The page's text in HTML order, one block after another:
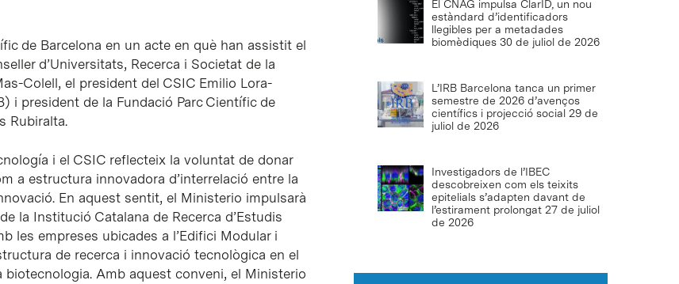
de Barcelona en un acte en què han assistit el
d’Universitats, Recerca i Societat de la
Colell, el president del CSIC Emilio Lora-
i president de la Fundació Parc Científic de
Rubiralta.
i el CSIC reflecteix la voluntat de donar
a estructura innovadora d’interrelació entre la
En aquest sentit, el Ministerio impulsarà
la Institució Catalana de Recerca d’Estudis
les empreses ubicades a l’Edifici Modular i
de recerca i innovació tecnològica en el
Amb aquest conveni, el Ministerio
El CNAG impulsa ClarID, un nou
estàndard d’identificadors
llegibles per a metadades
biomèdiques 30 de juliol de 2026
L’IRB Barcelona tanca un primer
semestre de 2026 d’avenços
científics i projecció social 29 de
juliol de 2026
Investigadors de l’IBEC
descobreixen com els teixits
epitelials s’adapten davant de
l’estirament prolongat 27 de juliol
de 2026